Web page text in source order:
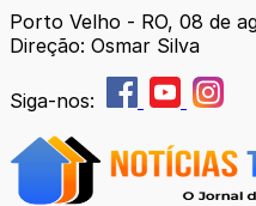
Porto Velho - RO, 08 de
Direção: Osmar Silva
Siga-nos: